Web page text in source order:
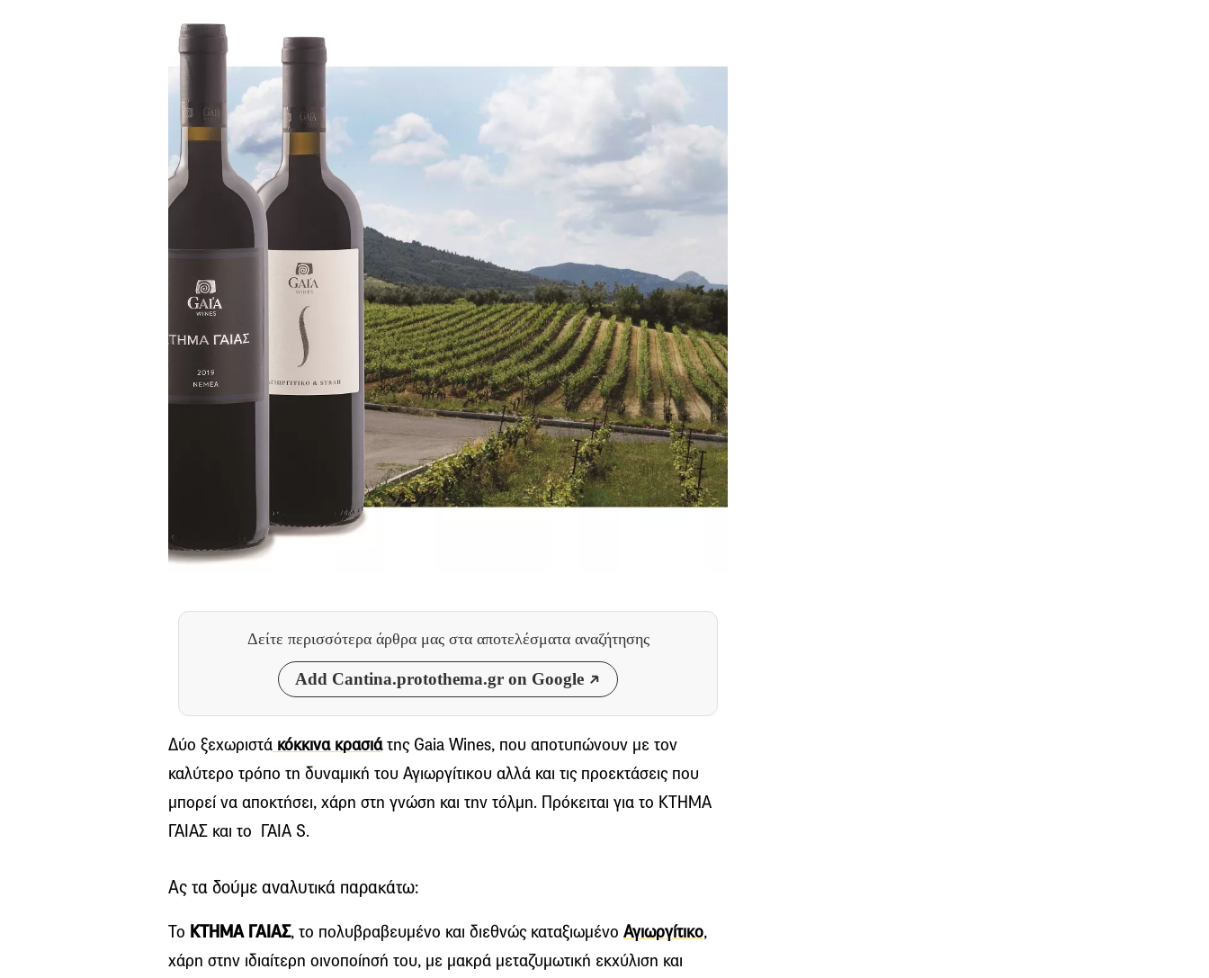
Δείτε περισσότερα άρθρα μας στα αποτελέσματα αναζήτησης
Add Cantina.protothema.gr on Google
Δύο ξεχωριστά κόκκινα κρασιάτης Gaia Wines, που αποτυπώνουν με τον
καλύτερο τρόπο τη δυναμική του Αγιωργίτικου αλλά και τις προεκτάσεις που
μπορεί να αποκτήσει, χάρη στη γνώση και την τόλμη. Πρόκειται για το ΚΤΗΜΑ
ΓΑΙΑΣ και το ΓΑΙΑ S.
Ας τα δούμε αναλυτικά παρακάτω:
Το ΚΤΗΜΑ ΓΑΙΑΣ, το πολυβραβευμένο και διεθνώς καταξιωμένο Αγιωργίτικο,
χάρη στην ιδιαίτερη οινοποίησή του, με μακρά μεταζυμωτική εκχύλιση και